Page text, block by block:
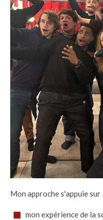
Mon approche s'appuie sur
mon expérience de la